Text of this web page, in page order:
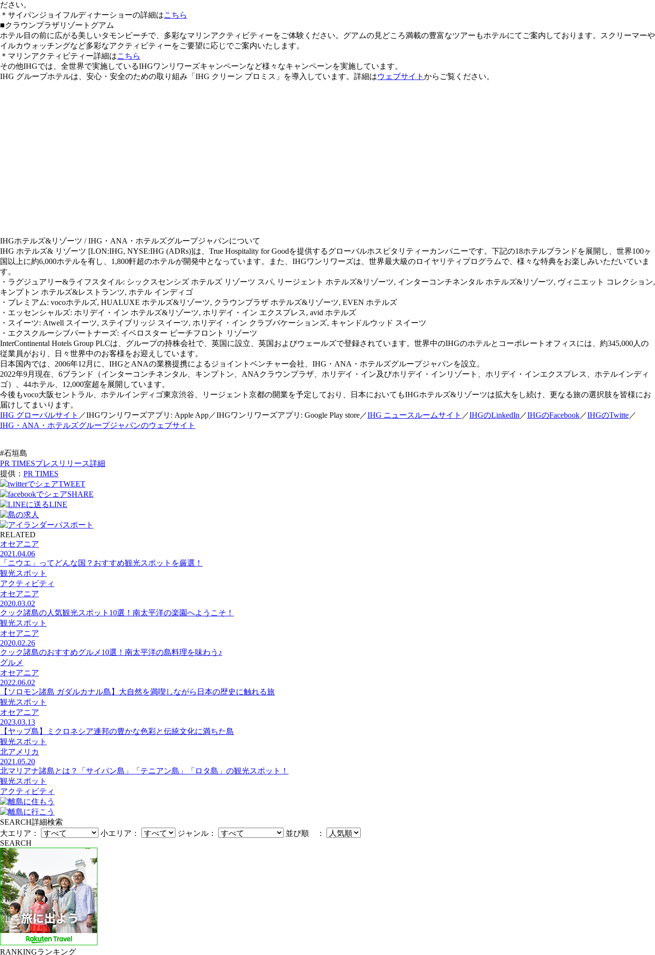
ださい。
＊サイパンジョイフルディナーショーの詳細はこちら
■クラウンプラザリゾートグアム
ホテル目の前に広がる美しいタモンビーチで、多彩なマリンアクティビティーをご体験ください。グアムの見どころ満載の豊富なツアーもホテルにてご案内しております。スクリーマーや
イルカウォッチングなど多彩なアクティビティーをご要望に応じでご案内いたします。
＊マリンアクティビティー詳細はこちら
その他IHGでは、全世界で実施しているIHGワンリワーズキャンペーンなど様々なキャンペーンを実施しています。
IHG グループホテルは、安心・安全のための取り組み「IHG クリーン プロミス」を導入しています。詳細はウェブサイト からご覧ください。
IHGホテルズ&リゾーツ / IHG・ANA・ホテルズグループジャパンについて
IHG ホテルズ& リゾーツ [LON:IHG, NYSE:IHG (ADRs)]は、True Hospitality for Goodを提供するグローバルホスピタリティーカンパニーです。下記の18ホテルブランドを展開し、世界100ヶ
国以上に約6,000ホテルを有し、1,800軒超のホテルが開発中となっています。また、IHGワンリワーズは、世界最大級のロイヤリティプログラムで、様々な特典をお楽しみいただいていま
す。
・ラグジュアリー&ライフスタイル: シックスセンシズ ホテルズ リゾーツ スパ, リージェント ホテルズ&リゾーツ, インターコンチネンタル ホテルズ&リゾーツ, ヴィニエット コレクション,
キンプトン ホテルズ&レストランツ, ホテル インディゴ
・プレミアム: vocoホテルズ, HUALUXE ホテルズ&リゾーツ, クラウンプラザ ホテルズ&リゾーツ, EVEN ホテルズ
・エッセンシャルズ: ホリデイ・イン ホテルズ&リゾーツ, ホリデイ・イン エクスプレス, avid ホテルズ
・スイーツ: Atwell スイーツ, ステイブリッジ スイーツ, ホリデイ・イン クラブバケーションズ, キャンドルウッド スイーツ
・エクスクルーシブパートナーズ: イベロスター ビーチフロント リゾーツ
InterContinental Hotels Group PLCは、グループの持株会社で、英国に設立、英国およびウェールズで登録されています。世界中のIHGのホテルとコーポレートオフィスには、約345,000人の
従業員がおり、日々世界中のお客様をお迎えしています。
日本国内では、2006年12月に、IHGとANAの業務提携によるジョイントベンチャー会社、IHG・ANA・ホテルズグループジャパンを設立。
2022年9月現在、6ブランド（インターコンチネンタル、キンプトン、ANAクラウンプラザ、ホリデイ・イン及びホリデイ・インリゾート、ホリデイ・インエクスプレス、ホテルインディ
ゴ）、44ホテル、12,000室超を展開しています。
今後もvoco大阪セントラル、ホテルインディゴ東京渋谷、リージェント京都の開業を予定しており、日本においてもIHGホテルズ&リゾーツは拡大をし続け、更なる旅の選択肢を皆様にお
届けしてまいります。
IHG グローバルサイト ／IHGワンリワーズアプリ: Apple App／IHGワンリワーズアプリ: Google Play store／IHG ニュースルームサイト ／IHGのLinkedIn ／IHGのFacebook／IHGのTwitte／
IHG・ANA・ホテルズグループジャパンのウェブサイト
#石垣島
PR TIMESプレスリリース詳細
提供： PR TIMES
TWEET
SHARE
LINE
RELATED
オセアニア
2021.04.06
「ニウエ」ってどんな国？おすすめ観光スポットを厳選！
観光スポット
アクティビティ
オセアニア
2020.03.02
クック諸島の人気観光スポット10選！南太平洋の楽園へようこそ！
観光スポット
オセアニア
2020.02.26
クック諸島のおすすめグルメ10選！南太平洋の島料理を味わう♪
グルメ
オセアニア
2022.06.02
【ソロモン諸島 ガダルカナル島】大自然を満喫しながら日本の歴史に触れる旅
観光スポット
オセアニア
2023.03.13
【ヤップ島】ミクロネシア連邦の豊かな色彩と伝統文化に満ちた島
観光スポット
北アメリカ
2021.05.20
北マリアナ諸島とは？「サイパン島」「テニアン島」「ロタ島」の観光スポット！
観光スポット
アクティビティ
SEARCH詳細検索
大エリア：
小エリア： ジャンル：
並び順 ：
SEARCH
RANKINGランキング